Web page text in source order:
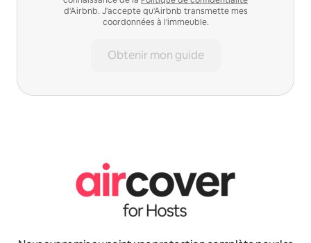
d'Airbnb. J'accepte qu'Airbnb transmette mes
coordonnées à l'immeuble.
Obtenir mon guide